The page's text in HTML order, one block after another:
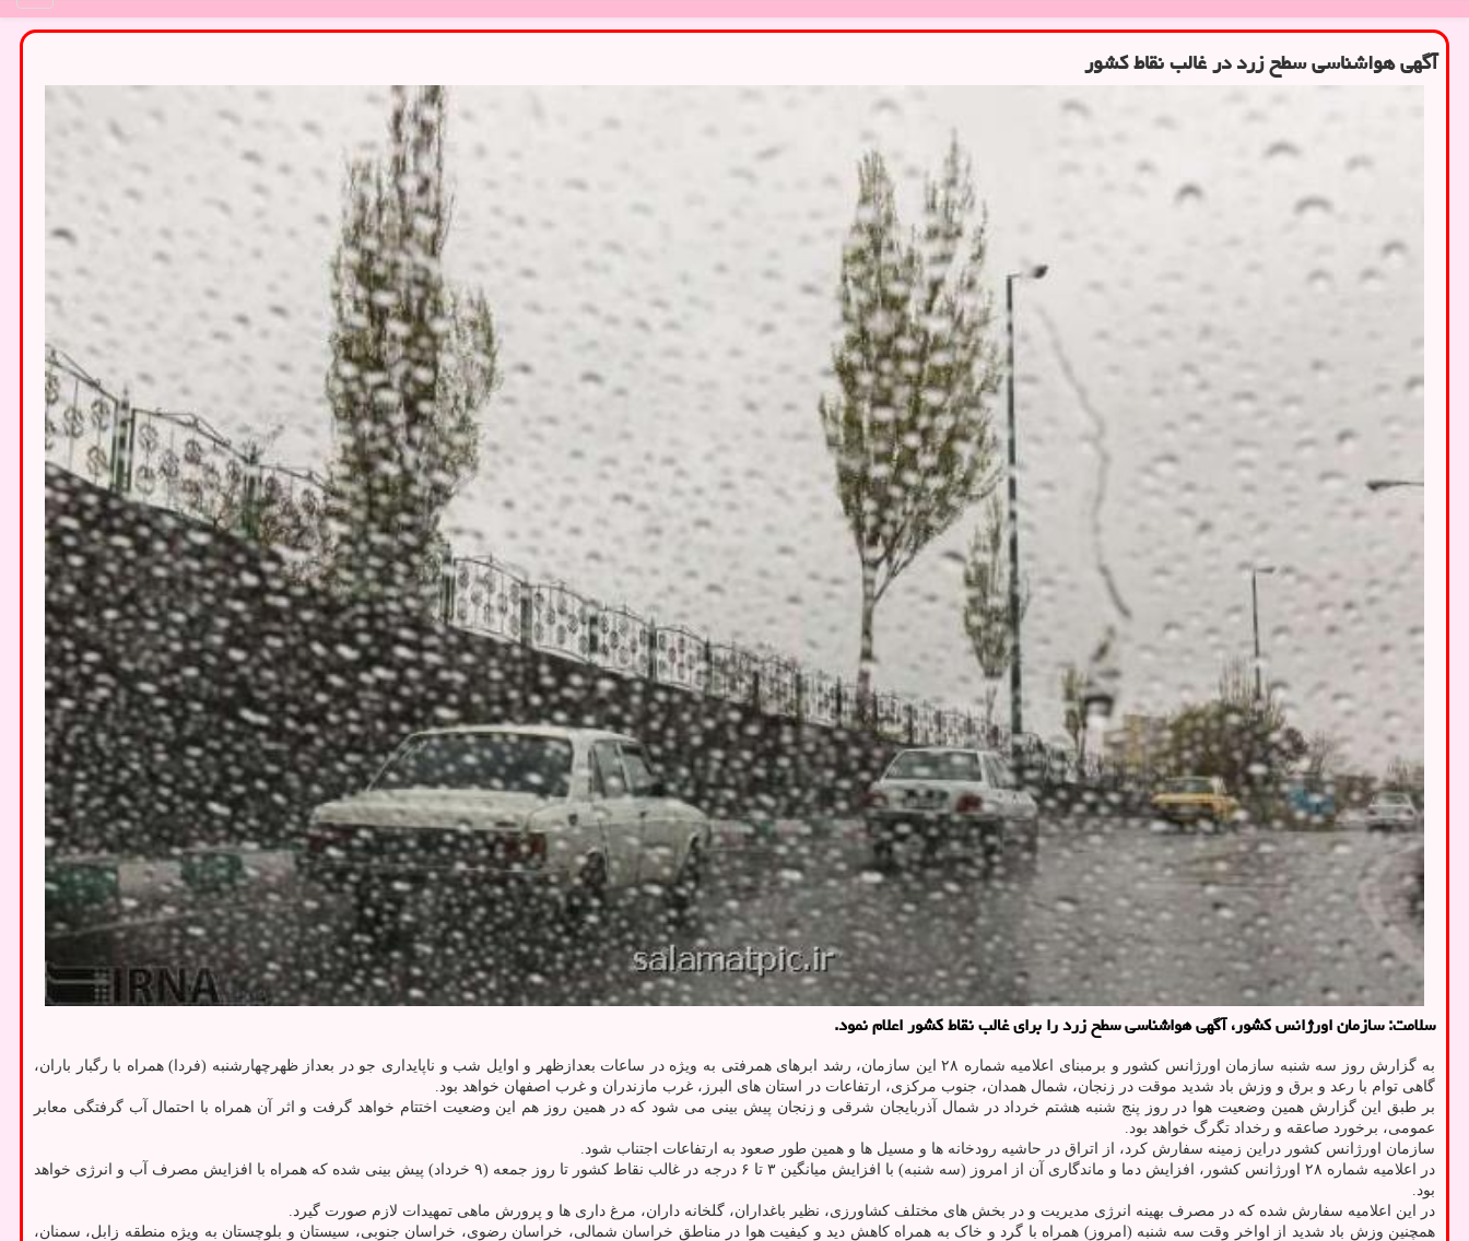
آگهی هواشناسی سطح زرد در غالب نقاط كشور
سلامت: سازمان اورژانس كشور، آگهی هواشناسی سطح زرد را برای غالب نقاط كشور اعلام نمود.
به گزارش روز سه شنبه سازمان اورژانس کشور و برمبنای اعلامیه شماره ۲۸ این سازمان، رشد ابرهای همرفتی به ویژه در ساعات بعدازظهر و اوایل شب و ناپایداری جو در بعداز ظهرچهارشنبه (فردا) همراه با رگبار باران،
گاهی توام با رعد و برق و وزش باد شدید موقت در زنجان، شمال همدان، جنوب مرکزی، ارتفاعات در استان های البرز، غرب مازندران و غرب اصفهان خواهد بود.
بر طبق این گزارش همین وضعیت هوا در روز پنج شنبه هشتم خرداد در شمال آذربایجان شرقی و زنجان پیش بینی می شود که در همین روز هم این وضعیت اختتام خواهد گرفت و اثر آن همراه با احتمال آب گرفتگی معابر
عمومی، برخورد صاعقه و رخداد تگرگ خواهد بود.
سازمان اورژانس کشور دراین زمینه سفارش کرد، از اتراق در حاشیه رودخانه ها و مسیل ها و همین طور صعود به ارتفاعات اجتناب شود.
در اعلامیه شماره ۲۸ اورژانس کشور، افزایش دما و ماندگاری آن از امروز (سه شنبه) با افزایش میانگین ۳ تا ۶ درجه در غالب نقاط کشور تا روز جمعه (۹ خرداد) پیش بینی شده که همراه با افزایش مصرف آب و انرژی خواهد
بود.
در این اعلامیه سفارش شده که در مصرف بهینه انرژی مدیریت و در بخش های مختلف کشاورزی، نظیر باغداران، گلخانه داران، مرغ داری ها و پرورش ماهی تمهیدات لازم صورت گیرد.
همچنین وزش باد شدید از اواخر وقت سه شنبه (امروز) همراه با گرد و خاک به همراه کاهش دید و کیفیت هوا در مناطق خراسان شمالی، خراسان رضوی، خراسان جنوبی، سیستان و بلوچستان به ویژه منطقه زابل، سمنان،